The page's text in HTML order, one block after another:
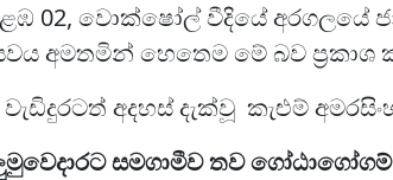
02, වොක්ෂෝල් වීදියේ අරගලයේ
අමතමින් හෙතෙම මේ බව ප්‍රකාශ
අදහස් දැක්වූ කැළුම්
සමගාමීව තව